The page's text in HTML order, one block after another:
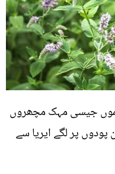
جیسی مہک مچھروں
پر لگے ایریا سے